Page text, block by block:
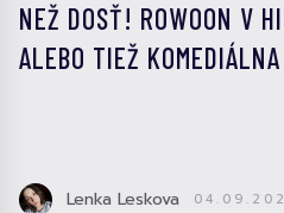
NEŽ DOSŤ! ROWOON V
ALEBO TIEŽ
Lenka Leskova